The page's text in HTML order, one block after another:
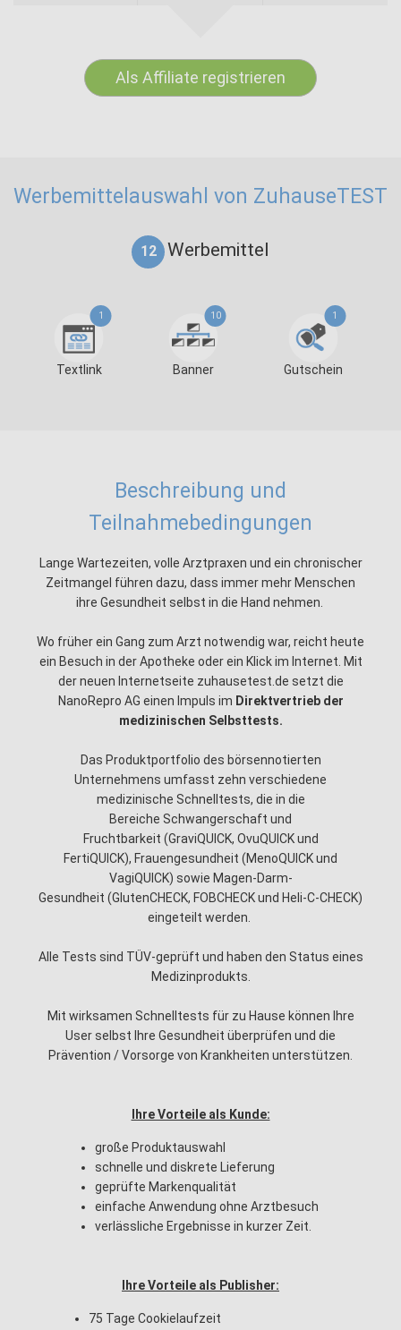
Als Affiliate registrieren
Werbemittelauswahl von ZuhauseTEST
12 Werbemittel
1
Textlink
10
Banner
1
Gutschein
Beschreibung und
Teilnahmebedingungen
Lange Wartezeiten, volle Arztpraxen und ein chronischer
Zeitmangel führen dazu, dass immer mehr Menschen
ihre Gesundheit selbst in die Hand nehmen.
Wo früher ein Gang zum Arzt notwendig war, reicht heute
ein Besuch in der Apotheke oder ein Klick im Internet. Mit
der neuen Internetseite zuhausetest.de setzt die
NanoRepro AG einen Impuls im Direktvertrieb der
medizinischen Selbsttests.
Das Produktportfolio des börsennotierten
Unternehmens umfasst zehn verschiedene
medizinische Schnelltests, die in die
Bereiche Schwangerschaft und
Fruchtbarkeit (GraviQUICK, OvuQUICK und
FertiQUICK), Frauengesundheit (MenoQUICK und
VagiQUICK) sowie Magen-Darm-
Gesundheit (GlutenCHECK, FOBCHECK und Heli-C-CHECK)
eingeteilt werden.
Alle Tests sind TÜV-geprüft und haben den Status eines
Medizinprodukts.
Mit wirksamen Schnelltests für zu Hause können Ihre
User selbst Ihre Gesundheit überprüfen und die
Prävention / Vorsorge von Krankheiten unterstützen.
Ihre Vorteile als Kunde:
große Produktauswahl
schnelle und diskrete Lieferung
geprüfte Markenqualität
einfache Anwendung ohne Arztbesuch
verlässliche Ergebnisse in kurzer Zeit.
Ihre Vorteile als Publisher:
75 Tage Cookielaufzeit